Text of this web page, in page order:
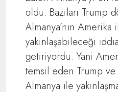
oldu. Bazıları Trump
Almanya’nın Amerika
yakınlaşabileceği
getiriyordu. Yani
temsil eden Trump
Almanya ile